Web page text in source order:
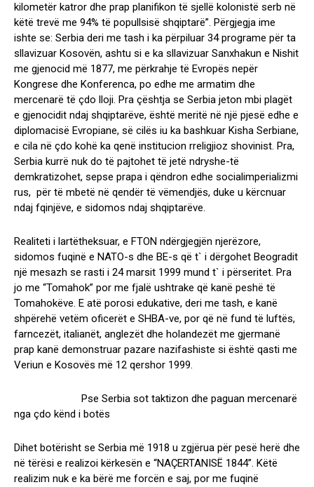
kilometër katror dhe prap planifikon të sjellë kolonistë serb në
këtë trevë me 94% të popullsisë shqiptarë”. Përgjegja ime
ishte se: Serbia deri me tash i ka përpiluar 34 programe për ta
sllavizuar Kosovën, ashtu si e ka sllavizuar Sanxhakun e Nishit
me gjenocid më 1877, me përkrahje të Evropës nepër
Kongrese dhe Konferenca, po edhe me armatim dhe
mercenarë të çdo lloji. Pra çështja se Serbia jeton mbi plagët
e gjenocidit ndaj shqiptarëve, është meritë në një pjesë edhe e
diplomacisë Evropiane, së cilës iu ka bashkuar Kisha Serbiane,
e cila në çdo kohë ka qenë institucion rreligjioz shovinist. Pra,
Serbia kurrë nuk do të pajtohet të jetë ndryshe-të
demkratizohet, sepse prapa i qëndron edhe socialimperializmi
rus, për të mbetë në qendër të vëmendjës, duke u kërcnuar
ndaj fqinjëve, e sidomos ndaj shqiptarëve.
Realiteti i lartëtheksuar, e FTON ndërgjegjën njerëzore,
sidomos fuqinë e NATO-s dhe BE-s që t` i dërgohet Beogradit
një mesazh se rasti i 24 marsit 1999 mund t` i përseritet. Pra
jo me “Tomahok” por me fjalë ushtrake që kanë peshë të
Tomahokëve. E atë porosi edukative, deri me tash, e kanë
shpërehë vetëm oficerët e SHBA-ve, por që në fund të luftës,
farncezët, italianët, anglezët dhe holandezët me gjermanë
prap kanë demonstruar pazare nazifashiste si është qasti me
Veriun e Kosovës më 12 qershor 1999.
Pse Serbia sot taktizon dhe paguan mercenarë
nga çdo kënd i botës
Dihet botërisht se Serbia më 1918 u zgjërua për pesë herë dhe
në tërësi e realizoi kërkesën e “NAÇERTANISË 1844”. Këtë
realizim nuk e ka bërë me forcën e saj, por me fuqinë